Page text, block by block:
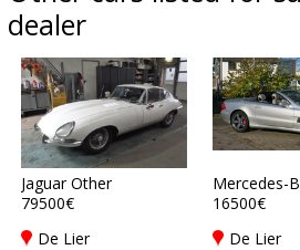
dealer
Jaguar Other
79500€
De Lier
Mercedes-
16500€
De Lier